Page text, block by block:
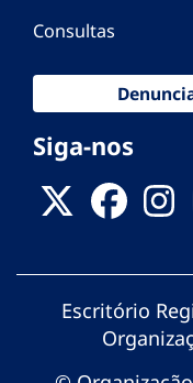
Consultas
Siga-nos
Escritório